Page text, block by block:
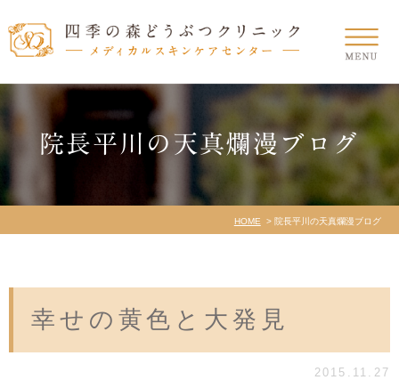
院長平川の天真爛漫ブログ
HOME 院長平川の天真爛漫ブログ
幸せの黄色と大発見
2015.11.27